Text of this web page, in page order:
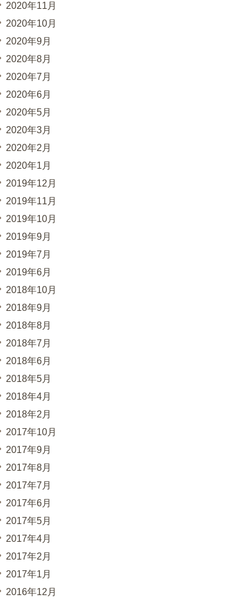
2020年11月
2020年10月
2020年9月
2020年8月
2020年7月
2020年6月
2020年5月
2020年3月
2020年2月
2020年1月
2019年12月
2019年11月
2019年10月
2019年9月
2019年7月
2019年6月
2018年10月
2018年9月
2018年8月
2018年7月
2018年6月
2018年5月
2018年4月
2018年2月
2017年10月
2017年9月
2017年8月
2017年7月
2017年6月
2017年5月
2017年4月
2017年2月
2017年1月
2016年12月